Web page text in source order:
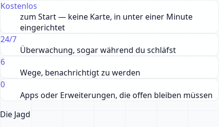
Kostenlos
zum Start — keine Karte, in unter einer Minute
eingerichtet
24/7
Überwachung, sogar während du schläfst
6
Wege, benachrichtigt zu werden
0
Apps oder Erweiterungen, die offen bleiben müssen
Die Jagd